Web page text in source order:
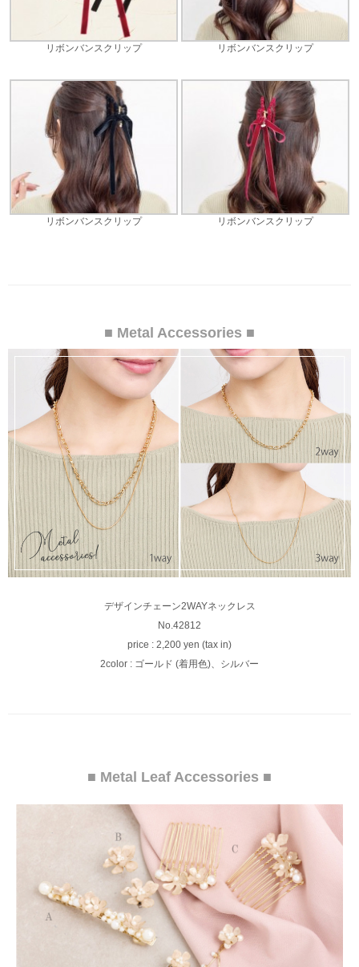
リボンバンスクリップ リボンバンスクリップ
リボンバンスクリップ リボンバンスクリップ
■ Metal Accessories ■
デザインチェーン2WAYネックレス
No.42812
price : 2,200 yen (tax in)
2color : ゴールド (着用色)、シルバー
■ Metal Leaf Accessories ■